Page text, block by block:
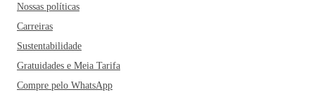
Nossas políticas
Carreiras
Sustentabilidade
Gratuidades e Meia Tarifa
Compre pelo WhatsApp